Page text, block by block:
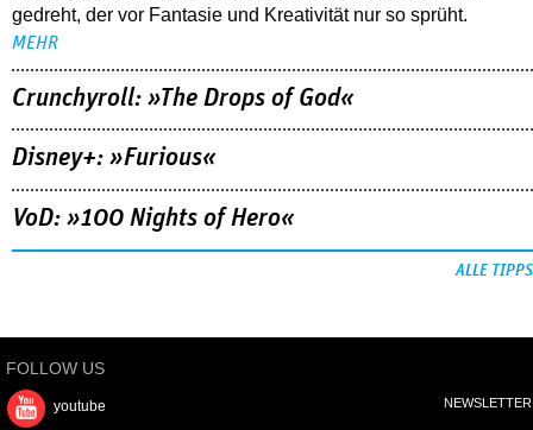
gedreht, der vor Fantasie und Kreativität nur so sprüht.
MEHR
Crunchyroll: »The Drops of God«
Disney+: »Furious«
VoD: »100 Nights of Hero«
ALLE TIPPS
FOLLOW US
youtube NEWSLETTER